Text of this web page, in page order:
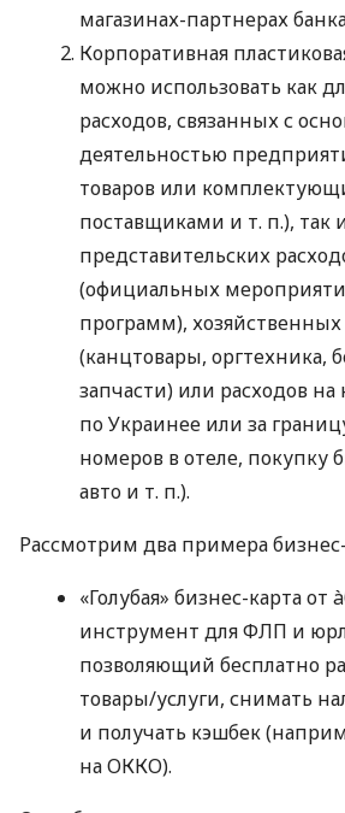
магазинах-партнерах
Корпоративная
можно использовать как
расходов, связанных с
деятельностью
товаров или
поставщиками и т. п.), так
представительских
(официальных
программ),
(канцтовары, оргтехника,
запчасти) или расходов
по Украинее или за
номеров в отеле, покупку
авто и т. п.).
Рассмотрим два примера
«Голубая» бизнес-карта от
инструмент для ФЛП и
позволяющий бесплатно
товары/услуги, снимать
и получать кэшбек
на ОККО).